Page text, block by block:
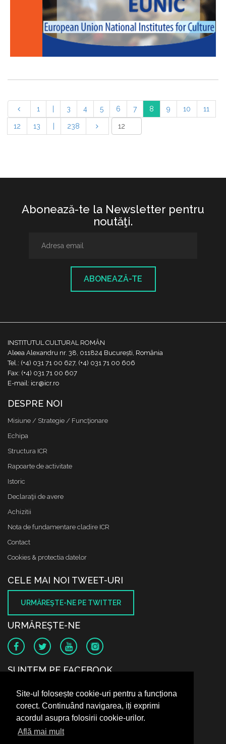
Site-ul folosește cookie-uri pentru a funcționa
corect. Continuând navigarea, iți exprimi
acordul asupra folosirii cookie-urilor.
Află mai mult
1 3 4 5 6 7 8 9 10 11
12 13 238
Abonează-te la Newsletter pentru
noutăţi.
ABONEAZĂ-TE
INSTITUTUL CULTURAL ROMÂN
Aleea Alexandru nr. 38, 011824 București, România
Tel.: (+4) 031 71 00 627, (+4) 031 71 00 606
Fax: (+4) 031 71 00 607
E-mail: icr@icr.ro
DESPRE NOI
Misiune / Strategie / Funcţionare
Echipa
Structura ICR
Rapoarte de activitate
Istoric
Declaraţii de avere
Achizitii
Nota de fundamentare cladire ICR
Contact
Cookies & protectia datelor
CELE MAI NOI TWEET-URI
URMĂREŞTE-NE PE TWITTER
URMĂREŞTE-NE
SUNTEM PE FACEBOOK